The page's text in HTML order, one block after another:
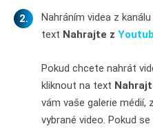
Nahráním videa z
text Nahrajte z
Pokud chcete nahrát
kliknout na text
vám vaše galerie
vybrané video. Pokud